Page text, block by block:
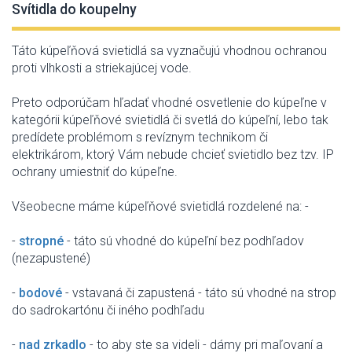
Svítidla do koupelny
Táto kúpeľňová svietidlá sa vyznačujú vhodnou ochranou
proti vlhkosti a striekajúcej vode.
Preto odporúčam hľadať vhodné osvetlenie do kúpeľne v
kategórii kúpeľňové svietidlá či svetlá do kúpeľní, lebo tak
predídete problémom s revíznym technikom či
elektrikárom, ktorý Vám nebude chcieť svietidlo bez tzv. IP
ochrany umiestniť do kúpeľne.
Všeobecne máme kúpeľňové svietidlá rozdelené na: -
- stropné - táto sú vhodné do kúpeľní bez podhľadov
(nezapustené)
- bodové - vstavaná či zapustená - táto sú vhodné na strop
do sadrokartónu či iného podhľadu
- nad zrkadlo - to aby ste sa videli - dámy pri maľovaní a